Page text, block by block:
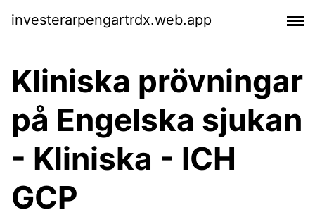
investerarpengartrdx.web.app
Kliniska prövningar
på Engelska sjukan
- Kliniska - ICH
GCP